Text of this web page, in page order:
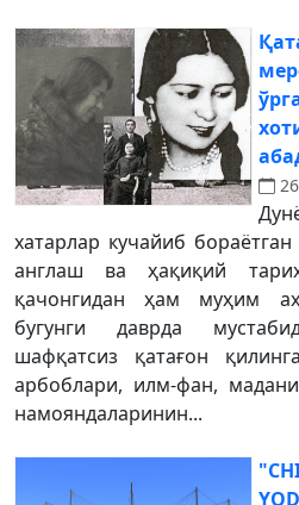
хатарлар кучайиб
англаш ва ҳақиқий
қачонгидан ҳам муҳим
бугунги даврда
шафқатсиз қатағон
арбоблари, илм-фан,
намояндаларинин...